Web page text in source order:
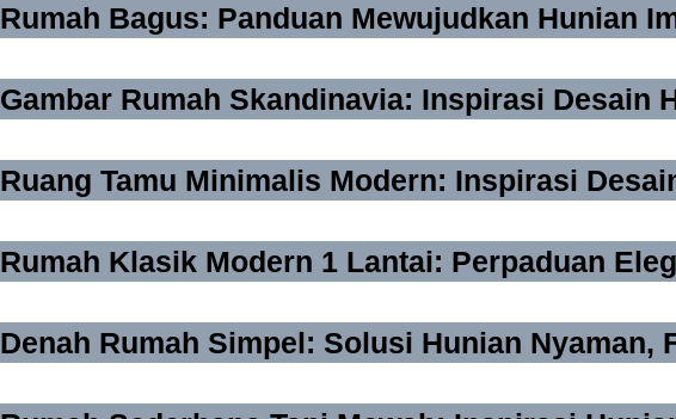
Rumah Bagus: Panduan Mewujudkan Hunian
Gambar Rumah Skandinavia: Inspirasi Desain
Ruang Tamu Minimalis Modern: Inspirasi
Rumah Klasik Modern 1 Lantai: Perpaduan
Denah Rumah Simpel: Solusi Hunian